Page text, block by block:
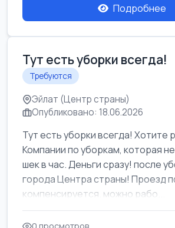
Подробнее
Тут есть уборки всегда!
Требуются
Эйлат (Центр страны)
Опубликовано: 18.06.2026
Тут есть уборки всегда! Хотите
Компании по уборкам, которая
шек в час. Деньги сразу! после
города Центра страны! Проезд
компенсируется. можно рабо...